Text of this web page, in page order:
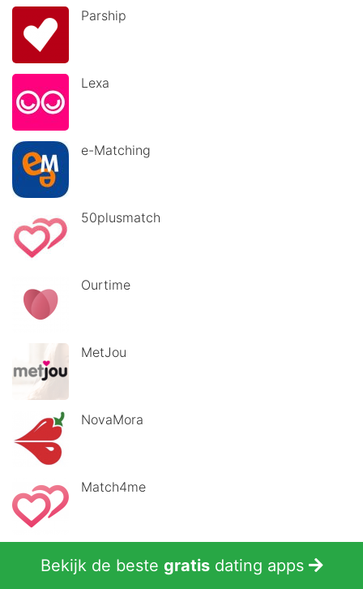
Parship
Lexa
e-Matching
50plusmatch
Ourtime
MetJou
NovaMora
Match4me
Bekijk de beste gratisdating apps